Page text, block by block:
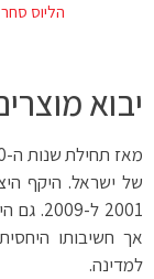
הליוס
יבוא
2001
אך חשיבותו
למדינה.